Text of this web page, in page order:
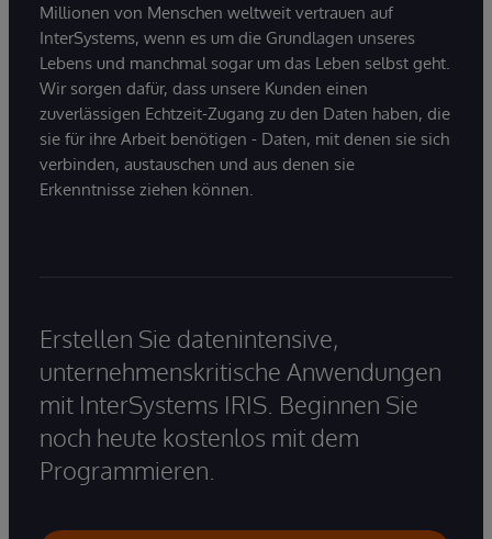
Millionen von Menschen weltweit vertrauen auf
InterSystems, wenn es um die Grundlagen unseres
Lebens und manchmal sogar um das Leben selbst geht.
Wir sorgen dafür, dass unsere Kunden einen
zuverlässigen Echtzeit-Zugang zu den Daten haben, die
sie für ihre Arbeit benötigen - Daten, mit denen sie sich
verbinden, austauschen und aus denen sie
Erkenntnisse ziehen können.
Erstellen Sie datenintensive,
unternehmenskritische Anwendungen
mit InterSystems IRIS. Beginnen Sie
noch heute kostenlos mit dem
Programmieren.